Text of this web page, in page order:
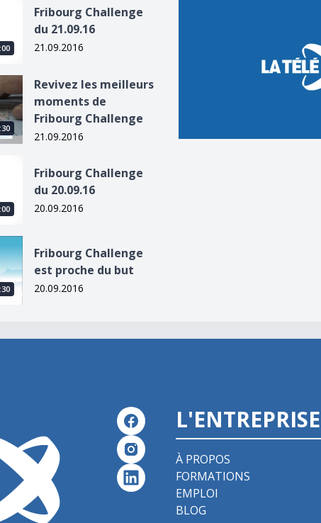
Fribourg Challenge
du 21.09.16
21.09.2016
moments de Fribourg Challenge
Revivez les meilleurs
moments de
Fribourg Challenge
21.09.2016
20.09.16
Fribourg Challenge
du 20.09.16
20.09.2016
est proche du but
Fribourg Challenge
est proche du but
20.09.2016
L'ENTREPRISE
À PROPOS
FORMATIONS
EMPLOI
BLOG